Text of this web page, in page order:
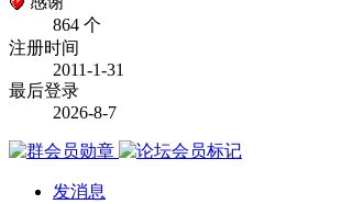
864 个
注册时间
2011-1-31
最后登录
2026-8-7
发消息